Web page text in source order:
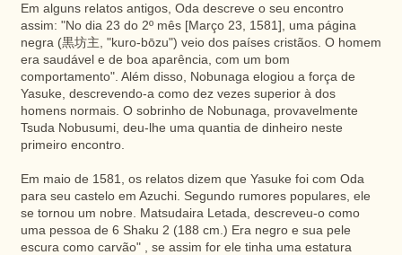
Em alguns relatos antigos, Oda descreve o seu encontro
assim: "No dia 23 do 2º mês [Março 23, 1581], uma página
negra (黒坊主, "kuro-bōzu") veio dos países cristãos. O homem
era saudável e de boa aparência, com um bom
comportamento". Além disso, Nobunaga elogiou a força de
Yasuke, descrevendo-a como dez vezes superior à dos
homens normais. O sobrinho de Nobunaga, provavelmente
Tsuda Nobusumi, deu-lhe uma quantia de dinheiro neste
primeiro encontro.
Em maio de 1581, os relatos dizem que Yasuke foi com Oda
para seu castelo em Azuchi. Segundo rumores populares, ele
se tornou um nobre. Matsudaira Letada, descreveu-o como
uma pessoa de 6 Shaku 2 (188 cm.) Era negro e sua pele
escura como carvão" , se assim for ele tinha uma estatura